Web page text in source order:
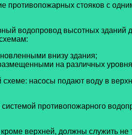
противопожарных стояков с
водопровод высотных зданий
внизу здания;
на различных
насосы подают воду в
противопожарного
верхней, должны служить